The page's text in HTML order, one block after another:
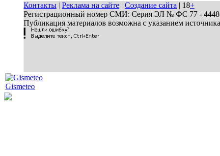
Контакты | Реклама на сайте | Создание сайта | 18+
Регистрационный номер СМИ: Серия ЭЛ № ФС 77 - 44486
Публикация материалов возможна с указанием
Gismeteo